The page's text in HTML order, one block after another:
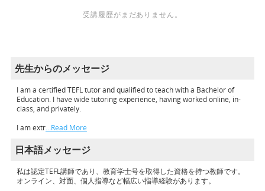
受講履歴がまだありません。
先生からのメッセージ
I am a certified TEFL tutor and qualified to teach with a Bachelor of
Education. I have wide tutoring experience, having worked online, in-
class, and privately.
I am extr…Read More
日本語メッセージ
私は認定TEFL講師であり、教育学士号を取得した資格を持つ教師です。
オンライン、対面、個人指導など幅広い指導経験があります。